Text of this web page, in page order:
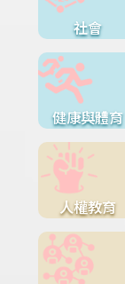
社會
健康與體育
人權教育